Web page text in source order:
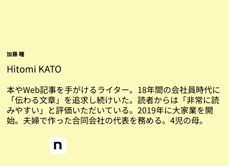
加藤 瞳
Hitomi KATO
本やWeb記事を手がけるライター。18年間の会社員時代に
「伝わる文章」を追求し続けいた。読者からは「非常に読
みやすい」と評価いただいている。2019年に大家業を開
始。夫婦で作った合同会社の代表を務める。4児の母。